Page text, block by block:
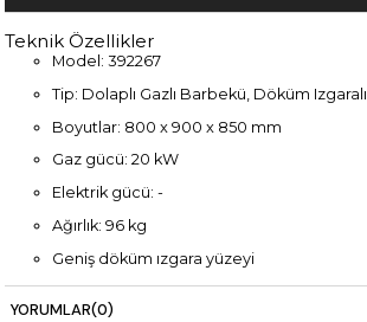
Teknik Özellikler
Model: 392267
Tip: Dolaplı Gazlı Barbekü, Döküm Izgaralı
Boyutlar: 800 x 900 x 850 mm
Gaz gücü: 20 kW
Elektrik gücü: -
Ağırlık: 96 kg
Geniş döküm ızgara yüzeyi
Yoğun kullanım için dayanıklı tasarım
YORUMLAR(0)